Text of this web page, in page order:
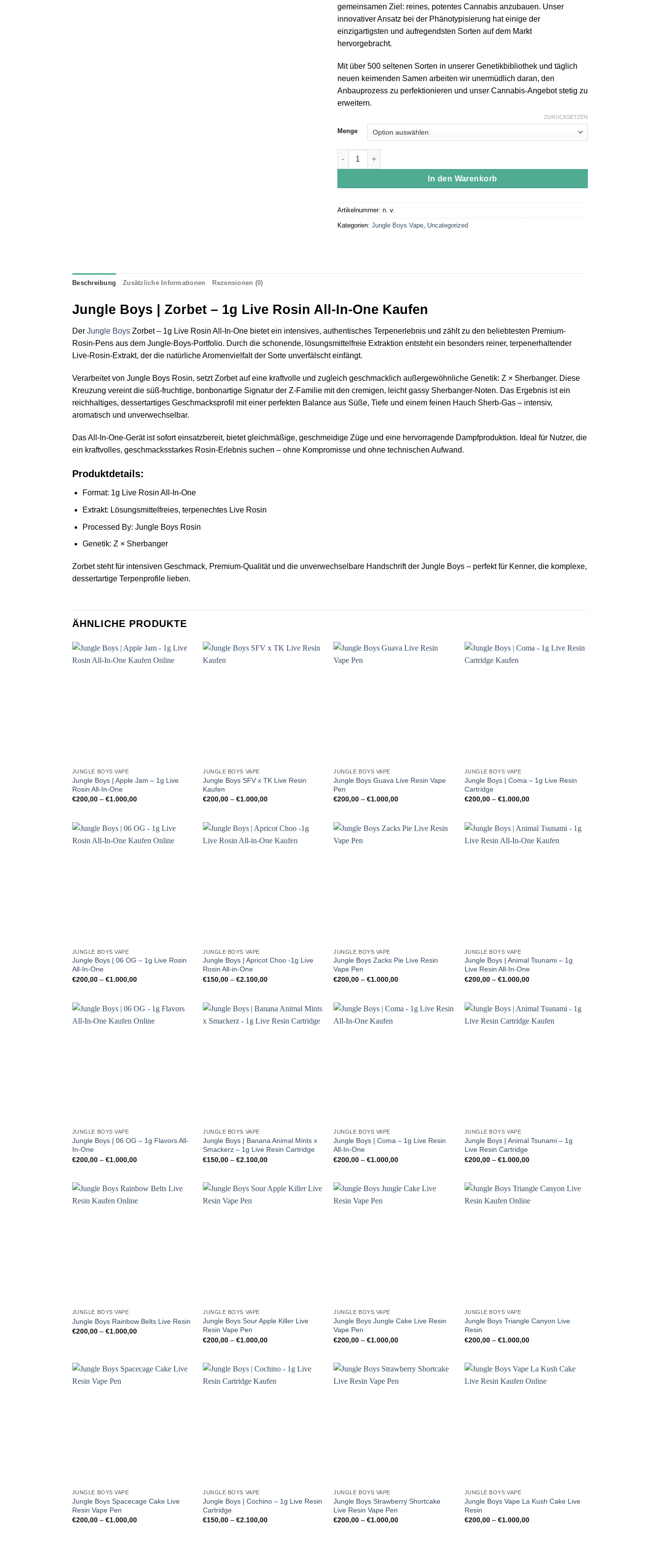
gemeinsamen Ziel: reines, potentes Cannabis anzubauen. Unser
innovativer Ansatz bei der Phänotypisierung hat einige der
einzigartigsten und aufregendsten Sorten auf dem Markt
hervorgebracht.
Mit über 500 seltenen Sorten in unserer Genetikbibliothek und täglich
neuen keimenden Samen arbeiten wir unermüdlich daran, den
Anbauprozess zu perfektionieren und unser Cannabis-Angebot stetig zu
erweitern.
Menge
ZURÜCKSETZEN
Jungle Boys | Zorbet - 1g Live Rosin All-In-One Menge
In den Warenkorb
Artikelnummer: n. v.
Kategorien: Jungle Boys Vape Uncategorized
Beschreibung Zusätzliche Informationen Rezensionen (0)
Jungle Boys | Zorbet – 1g Live Rosin All-In-One Kaufen
Der Jungle Boys Zorbet – 1g Live Rosin All-In-One bietet ein intensives, authentisches Terpenerlebnis und zählt zu den beliebtesten Premium-
Rosin-Pens aus dem Jungle-Boys-Portfolio. Durch die schonende, lösungsmittelfreie Extraktion entsteht ein besonders reiner, terpenerhaltender
Live-Rosin-Extrakt, der die natürliche Aromenvielfalt der Sorte unverfälscht einfängt.
Verarbeitet von Jungle Boys Rosin, setzt Zorbet auf eine kraftvolle und zugleich geschmacklich außergewöhnliche Genetik: Z × Sherbanger. Diese
Kreuzung vereint die süß-fruchtige, bonbonartige Signatur der Z-Familie mit den cremigen, leicht gassy Sherbanger-Noten. Das Ergebnis ist ein
reichhaltiges, dessertartiges Geschmacksprofil mit einer perfekten Balance aus Süße, Tiefe und einem feinen Hauch Sherb-Gas – intensiv,
aromatisch und unverwechselbar.
Das All-In-One-Gerät ist sofort einsatzbereit, bietet gleichmäßige, geschmeidige Züge und eine hervorragende Dampfproduktion. Ideal für Nutzer, die
ein kraftvolles, geschmacksstarkes Rosin-Erlebnis suchen – ohne Kompromisse und ohne technischen Aufwand.
Produktdetails:
Format: 1g Live Rosin All-In-One
Extrakt: Lösungsmittelfreies, terpenechtes Live Rosin
Processed By: Jungle Boys Rosin
Genetik: Z × Sherbanger
Zorbet steht für intensiven Geschmack, Premium-Qualität und die unverwechselbare Handschrift der Jungle Boys – perfekt für Kenner, die komplexe,
dessertartige Terpenprofile lieben.
ÄHNLICHE PRODUKTE
JUNGLE BOYS VAPE
Jungle Boys | Apple Jam – 1g Live
Rosin All-In-One
€200,00 – €1.000,00Preisspanne:
JUNGLE BOYS VAPE
Jungle Boys SFV x TK Live Resin
Kaufen
€200,00 –€1.000,00Preisspanne:
JUNGLE BOYS VAPE
Jungle Boys Guava Live Resin Vape
Pen
€200,00 –€1.000,00Preisspanne:
JUNGLE BOYS VAPE
Jungle Boys | Coma – 1g Live Resin
Cartridge
€200,00 – €1.000,00Preisspanne:
JUNGLE BOYS VAPE
Jungle Boys | 06 OG – 1g Live Rosin
All-In-One
€200,00 – €1.000,00Preisspanne:
JUNGLE BOYS VAPE
Jungle Boys | Apricot Choo -1g Live
Rosin All-in-One
€150,00 –€2.100,00Preisspanne:
JUNGLE BOYS VAPE
Jungle Boys Zacks Pie Live Resin
Vape Pen
€200,00 –€1.000,00Preisspanne:
JUNGLE BOYS VAPE
Jungle Boys | Animal Tsunami – 1g
Live Resin All-In-One
€200,00 – €1.000,00Preisspanne:
JUNGLE BOYS VAPE
Jungle Boys | 06 OG – 1g Flavors All-
In-One
€200,00 – €1.000,00Preisspanne:
JUNGLE BOYS VAPE
Jungle Boys | Banana Animal Mints x
Smackerz – 1g Live Resin Cartridge
€150,00 –€2.100,00Preisspanne:
JUNGLE BOYS VAPE
Jungle Boys | Coma – 1g Live Resin
All-In-One
€200,00 –€1.000,00Preisspanne:
JUNGLE BOYS VAPE
Jungle Boys | Animal Tsunami – 1g
Live Resin Cartridge
€200,00 – €1.000,00Preisspanne:
JUNGLE BOYS VAPE
Jungle Boys Rainbow Belts Live Resin
€200,00 – €1.000,00Preisspanne:
JUNGLE BOYS VAPE
Jungle Boys Sour Apple Killer Live
Resin Vape Pen
€200,00 –€1.000,00Preisspanne:
JUNGLE BOYS VAPE
Jungle Boys Jungle Cake Live Resin
Vape Pen
€200,00 –€1.000,00Preisspanne:
JUNGLE BOYS VAPE
Jungle Boys Triangle Canyon Live
Resin
€200,00 – €1.000,00Preisspanne:
JUNGLE BOYS VAPE
Jungle Boys Spacecage Cake Live
Resin Vape Pen
€200,00 – €1.000,00Preisspanne:
JUNGLE BOYS VAPE
Jungle Boys | Cochino – 1g Live Resin
Cartridge
€150,00 –€2.100,00Preisspanne:
JUNGLE BOYS VAPE
Jungle Boys Strawberry Shortcake
Live Resin Vape Pen
€200,00 –€1.000,00Preisspanne:
JUNGLE BOYS VAPE
Jungle Boys Vape La Kush Cake Live
Resin
€200,00 – €1.000,00Preisspanne: